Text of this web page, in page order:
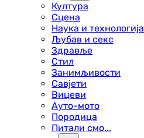
Култура
Сцена
Наука и технологија
Љубав и секс
Здравље
Стил
Занимљивости
Савјети
Вицеви
Ауто-мото
Породица
Питали смо...